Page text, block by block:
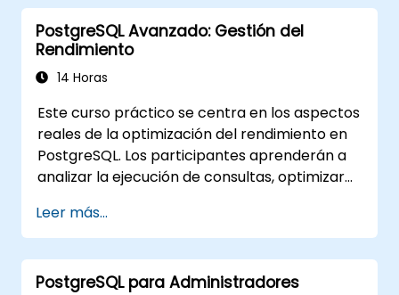
Generación Aumentada por Recuperación
(RAG). Los estudiantes aprenderán a instalar
PgVector y PgAI, generar y cargar vectores
de incrustación (embeddings), crear índices
semántica y RAG, y desarrollar aplicaciones
Texto-a-SQL usando LangChain con
Python/JavaScript. Las demostraciones y la
práctica refuerzan los conceptos
fundamentales y las habilidades prácticas.
PostgreSQL Avanzado: Gestión del
Rendimiento
14 Horas
Este curso práctico se centra en los aspectos
reales de la optimización del rendimiento en
PostgreSQL. Los participantes aprenderán a
analizar la ejecución de consultas, optimizar
sistema, así como monitorear las cargas de
trabajo de manera efectiva. Escenarios del
mundo real y ejercicios prácticos demuestran
cómo identificar y resolver cuellos de botella
Leer más...
PostgreSQL para Administradores